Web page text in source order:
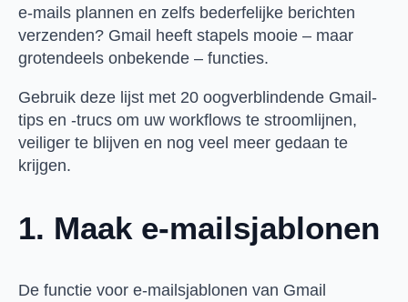
e-mails plannen en zelfs bederfelijke berichten
verzenden? Gmail heeft stapels mooie – maar
grotendeels onbekende – functies.
Gebruik deze lijst met 20 oogverblindende Gmail-
tips en -trucs om uw workflows te stroomlijnen,
veiliger te blijven en nog veel meer gedaan te
krijgen.
1. Maak e-mailsjablonen
De functie voor e-mailsjablonen van Gmail